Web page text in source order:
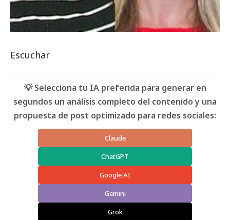
Escuchar
💡 Selecciona tu IA preferida para generar en
segundos un análisis completo del contenido y una
propuesta de post optimizado para redes sociales:
Claude
ChatGPT
Google AI
Gemini
Grok